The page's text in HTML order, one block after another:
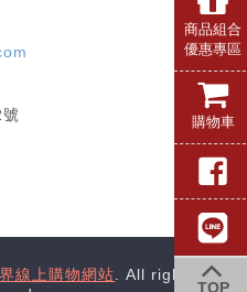
線上購物網站. All rights
商品組合
優惠專區
購物車
TOP